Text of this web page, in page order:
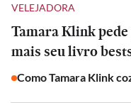
VELEJADORA
Tamara Klink
mais seu livro
Como Tamara Klink